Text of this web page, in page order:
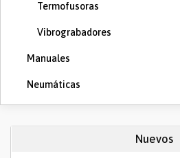
Termofusoras
Vibrograbadores
Manuales
Neumáticas
Nuevos